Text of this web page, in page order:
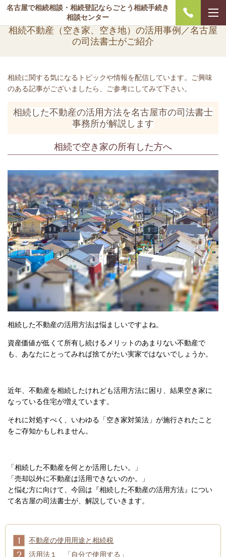
名古屋で相続相談・相続登記ならごとう相続手続き
相談センター
相続不動産（空き家、空き地）の活用事例／名古屋
の司法書士がご紹介
相続に関する気になるトピックや情報を配信しています。ご興味
のある記事がございましたら、ご参考にしてみて下さい。
相続した不動産の活用方法を名古屋市の司法書士
事務所が解説します
相続で空き家の所有した方へ
相続した不動産の活用方法は悩ましいですよね。
資産価値が低くて所有し続けるメリットのあまりない不動産で
も、あなたにとってみれば捨てがたい実家ではないでしょうか。
近年、不動産を相続したけれども活用方法に困り、結果空き家に
なっている住宅が増えています。
それに対処すべく、いわゆる「空き家対策法」が施行されたこと
をご存知かもしれません。
「相続した不動産を何とか活用したい。」
「売却以外に不動産は活用できないのか。」
と悩む方に向けて、今回は『相続した不動産の活用方法』につい
て名古屋の司法書士が、解説していきます。
1 不動産の使用用途と相続税
活用法１ 「自分で使用する」